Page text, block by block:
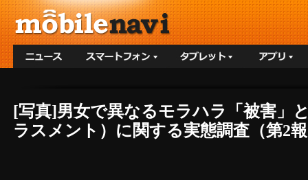
[写真]男女で異なるモラハラ「被害」
ラスメント）に関する実態調査（第2